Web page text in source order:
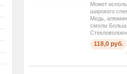
Может
широкого
Медь,
смолы
118,0 руб.